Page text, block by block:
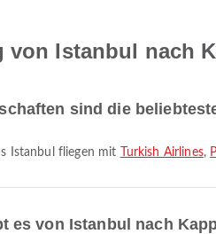
von Istanbul nach
sind die
Istanbul fliegen mit Turkish Airlines,
es von Istanbul nach